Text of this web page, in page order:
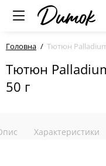
Головна Тютюн
Тютюн
50 г
Характеристики